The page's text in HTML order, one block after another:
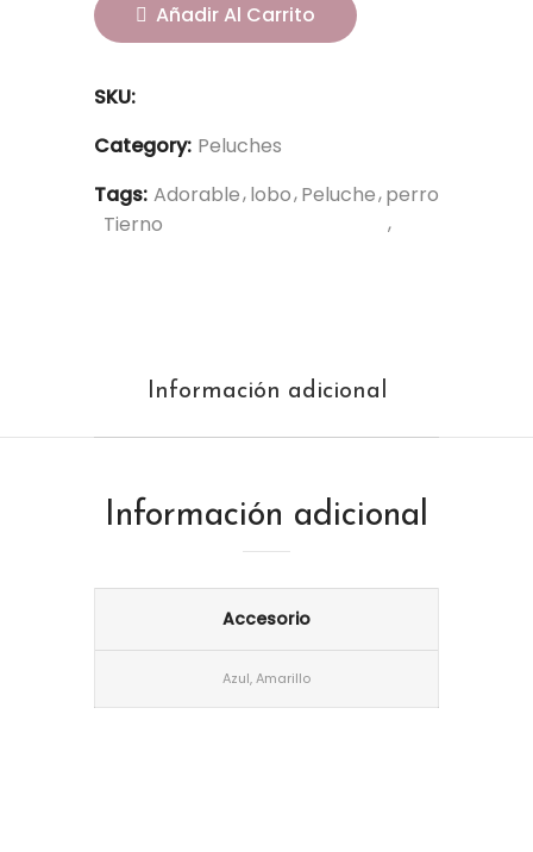
Añadir Al Carrito
SKU:
Category: Peluches
Tags: Adorable lobo Peluche perro
Tierno
Información adicional
Información adicional
Accesorio
Azul, Amarillo